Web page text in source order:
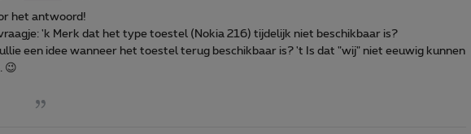
het antwoord!
'k Merk dat het type toestel (Nokia 216) tijdelijk niet beschikbaar is?
een idee wanneer het toestel terug beschikbaar is? 't Is dat "wij" niet eeuwig kunnen
😉